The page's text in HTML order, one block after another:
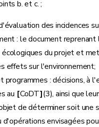
b. et c. ;
des incidences
: le document reprenant
écologiques du projet et
effets sur l'environnement;
programmes : décisions, à
au [CoDT](3), ainsi que
de déterminer soit une
d'opérations envisagées